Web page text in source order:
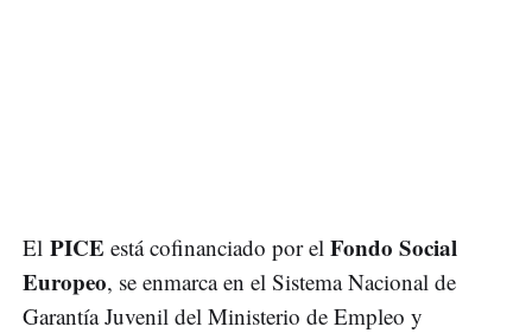
El PICE está cofinanciado por el Fondo Social
Europeo, se enmarca en el Sistema Nacional de
Garantía Juvenil del Ministerio de Empleo y